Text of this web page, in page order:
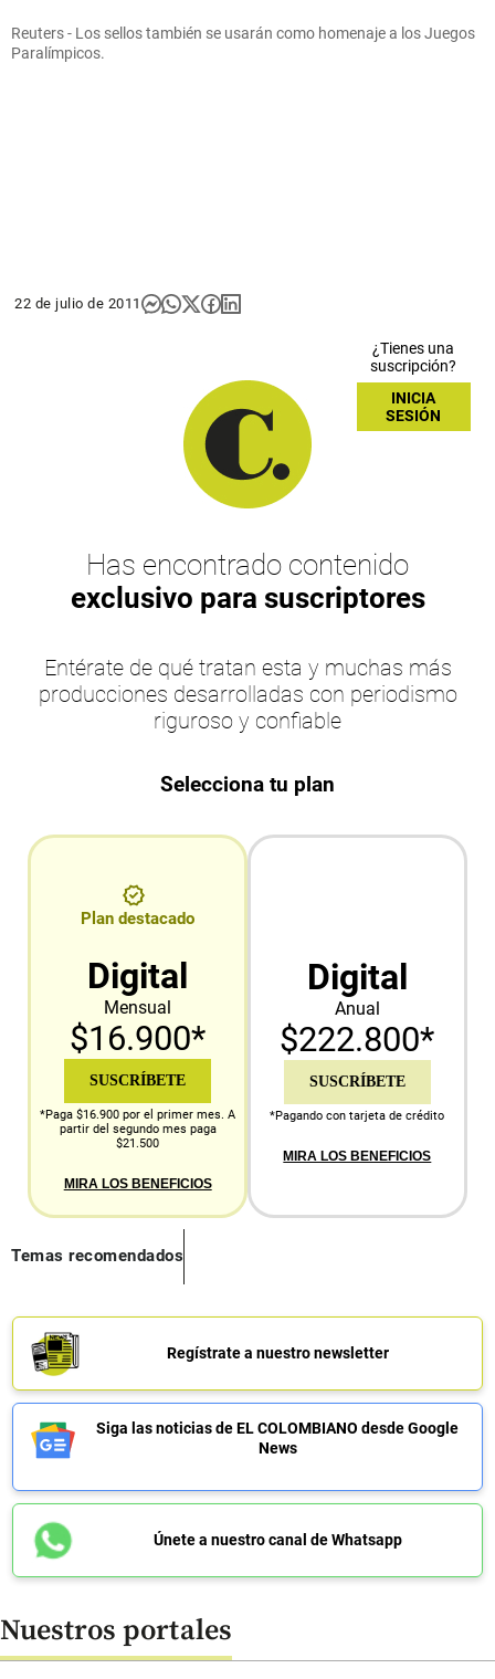
Reuters - Los sellos también se usarán como homenaje a los Juegos
Paralímpicos.
22 de julio de 2011
¿Tienes una
suscripción?
INICIA
SESIÓN
Has encontrado contenido
exclusivo para suscriptores
Entérate de qué tratan esta y muchas más
producciones desarrolladas con periodismo
riguroso y confiable
Selecciona tu plan
Plan destacado
Digital
Mensual
$16.900*
SUSCRÍBETE
*Paga $16.900 por el primer mes. A
partir del segundo mes paga
$21.500
MIRA LOS BENEFICIOS
Digital
Anual
$222.800*
SUSCRÍBETE
*Pagando con tarjeta de crédito
MIRA LOS BENEFICIOS
Temas recomendados
Regístrate a nuestro newsletter
Siga las noticias de EL COLOMBIANO desde Google
News
Únete a nuestro canal de Whatsapp
Nuestros portales